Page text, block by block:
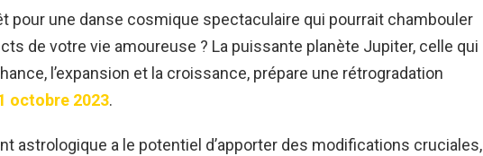
pour une danse cosmique spectaculaire qui pourrait chambouler
de votre vie amoureuse ? La puissante planète Jupiter, celle qui
l’expansion et la croissance, prépare une rétrogradation
octobre 2023.
astrologique a le potentiel d’apporter des modifications cruciales,